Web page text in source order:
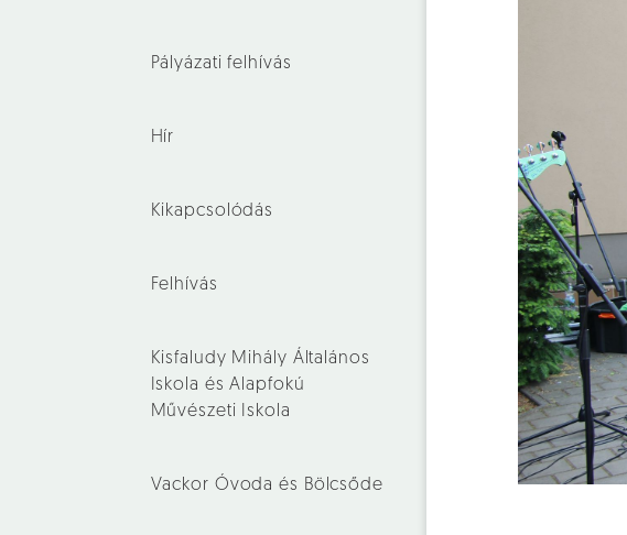
Pályázati felhívás
Hír
Kikapcsolódás
Felhívás
Kisfaludy Mihály Általános
Iskola és Alapfokú
Művészeti Iskola
Vackor Óvoda és Bölcsőde